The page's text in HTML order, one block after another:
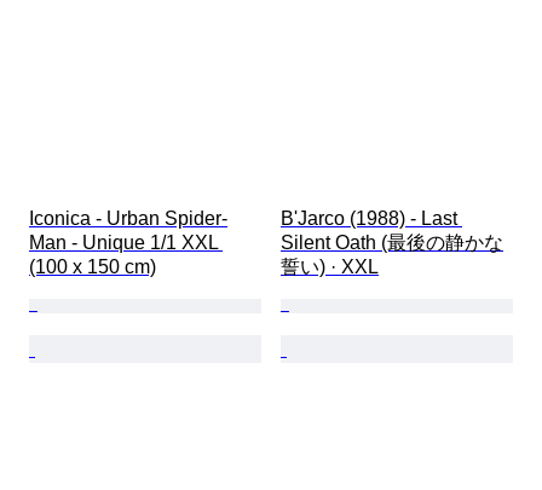
Iconica - Urban Spider-
Man - Unique 1/1 XXL
(100 x 150 cm)
B'Jarco (1988) - Last
Silent Oath (最後の静かな
誓い) · XXL